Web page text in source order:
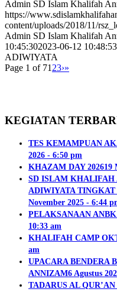
Admin SD Islam Khalifah
https://
content/uploads/2018/11/
Admin SD Islam Khalifah
10:45:302023-06-12 10:48:53
ADIWIYATA
Page 1 of 71 23›»
KEGIATAN
TES KEMAMPUAN
2026 - 6:50 pm
KHAZAM DAY 202619
SD ISLAM
ADIWIYATA TINGKAT
November 2025 - 6:44
PELAKSANAAN
10:33 am
KHALIFAH CAMP
am
UPACARA BENDERA
ANNIZAM6 Agustus
TADARUS AL